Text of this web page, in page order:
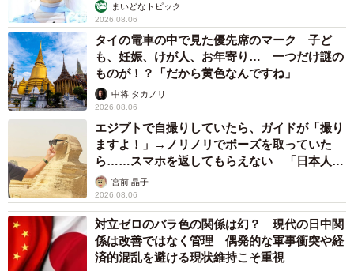
まいどなトピック
2026.08.06
タイの電車の中で見た優先席のマーク 子ど
も、妊娠、けが人、お年寄り… 一つだけ謎の
ものが！？「だから黄色なんですね」
中将 タカノリ
2026.08.06
エジプトで自撮りしていたら、ガイドが「撮り
ますよ！」→ノリノリでポーズを取っていた
ら……スマホを返してもらえない 「日本人は
カモ代表かも」「私は6時間で3万円払った」
宮前 晶子
2026.08.06
対立ゼロのバラ色の関係は幻？ 現代の日中関
係は改善ではなく管理 偶発的な軍事衝突や経
済的混乱を避ける現状維持こそ重視